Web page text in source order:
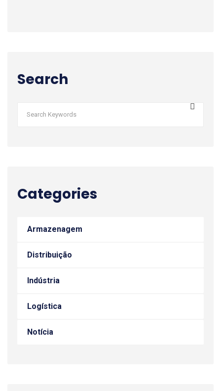
Search
Categories
Armazenagem
Distribuição
Indústria
Logística
Notícia